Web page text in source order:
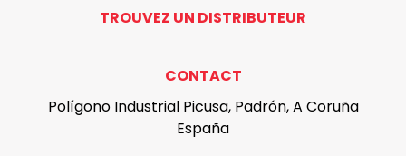
TROUVEZ UN DISTRIBUTEUR
CONTACT
Polígono Industrial Picusa, Padrón, A Coruña
España